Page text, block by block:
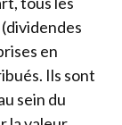
en
Ils sont
sein du